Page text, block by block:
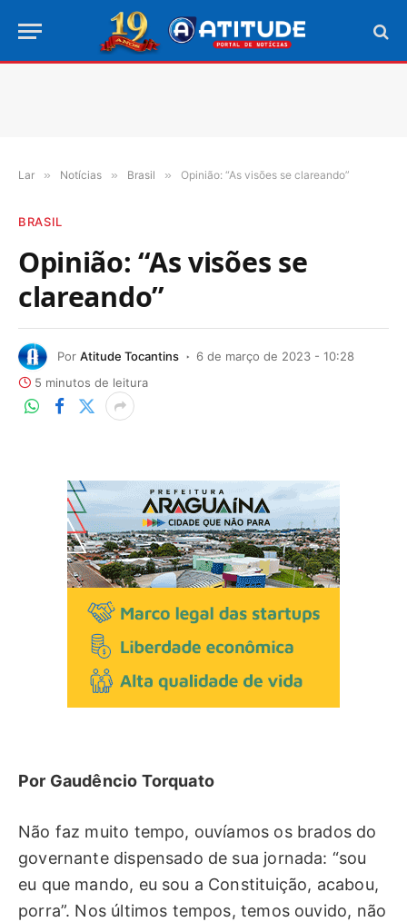
Lar » Notícias » Brasil » Opinião: “As visões se clareando”
BRASIL
Opinião: “As visões se
clareando”
Por Atitude Tocantins
6 de março de 2023 - 10:28
5 minutos de leitura
Por Gaudêncio Torquato
Não faz muito tempo, ouvíamos os brados do
governante dispensado de sua jornada: “sou
eu que mando, eu sou a Constituição, acabou,
porra”. Nos últimos tempos, temos ouvido, não